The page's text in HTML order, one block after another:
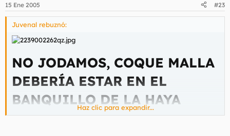
15 Ene 2005 #23
Juvenal rebuznó:
NO JODAMOS, COQUE MALLA
DEBERÍA ESTAR EN EL
BANQUILLO DE LA HAYA
Haz clic para expandir...